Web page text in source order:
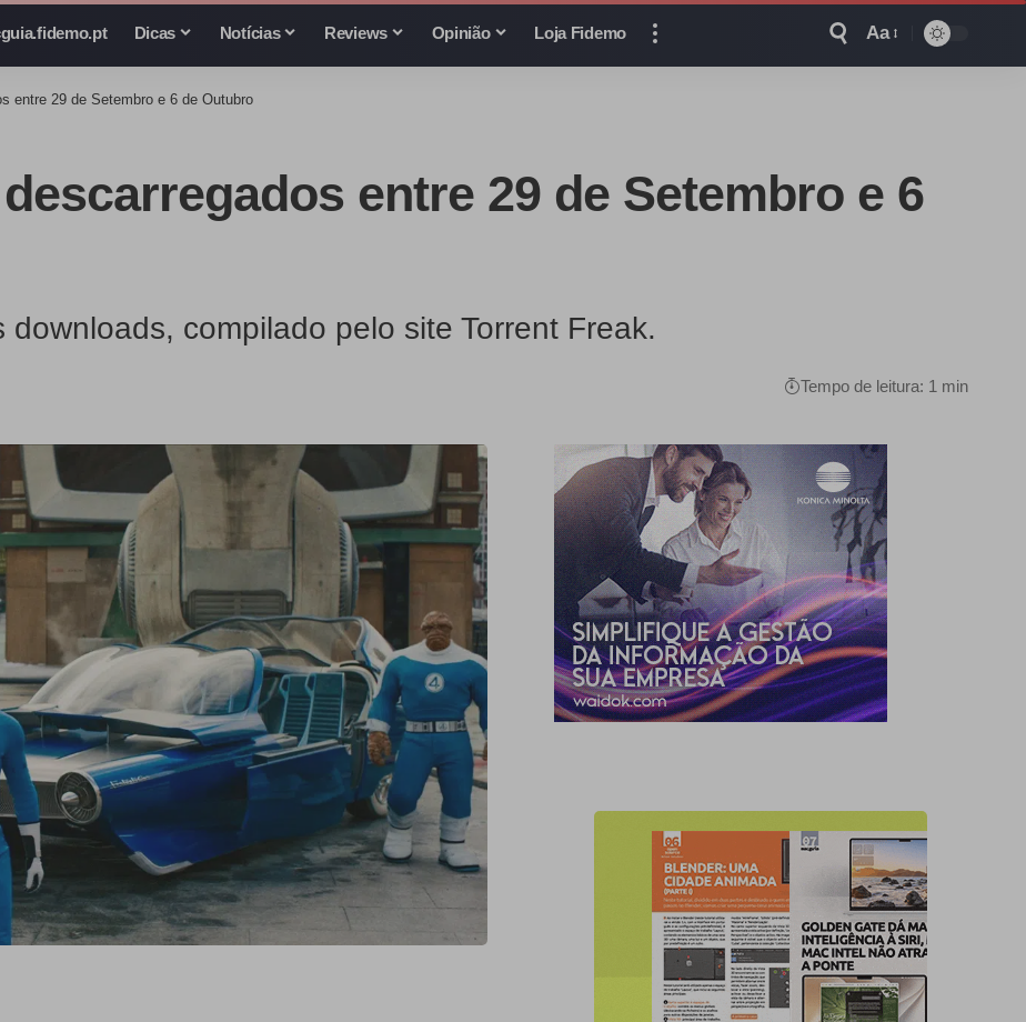
Dicas Notícias Reviews Opinião Loja Fidemo Aa
entre 29 de Setembro e 6 de Outubro
entre 29 de Setembro e 6
compilado pelo site Torrent Freak.
Tempo de leitura: 1 min